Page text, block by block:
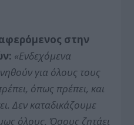
στην
«Ενδεχόμενα
για όλους τους
όπως πρέπει, και
Δεν καταδικάζουμε
όλους. Όσους ζητάει